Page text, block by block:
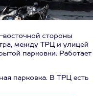
восточной стороны
между ТРЦ и улицей
парковки. Работает
парковка. В ТРЦ есть